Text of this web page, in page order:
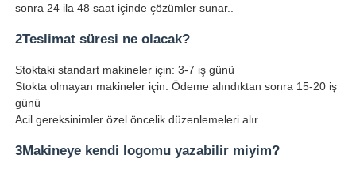
sonra 24 ila 48 saat içinde çözümler sunar..
2Teslimat süresi ne olacak?
Stoktaki standart makineler için: 3-7 iş günü
Stokta olmayan makineler için: Ödeme alındıktan sonra 15-20 iş
günü
Acil gereksinimler özel öncelik düzenlemeleri alır
3Makineye kendi logomu yazabilir miyim?